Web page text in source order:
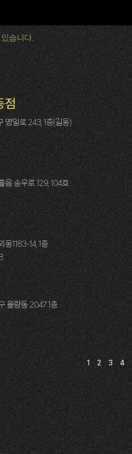
습니다.
점
명일로 243, 1층(길동)
읍 송우로 129, 104호
동1183-14, 1층
율량동 2047 1층
1 2 3 4